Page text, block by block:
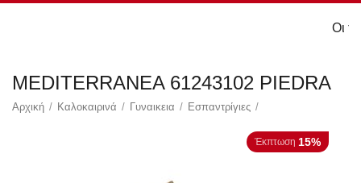
Οι
MEDITERRANEA 61243102 PIEDRA
Αρχική / Καλοκαιρινά / Γυναικεια / Εσπαντρίγιες /
Έκπτωση 15%